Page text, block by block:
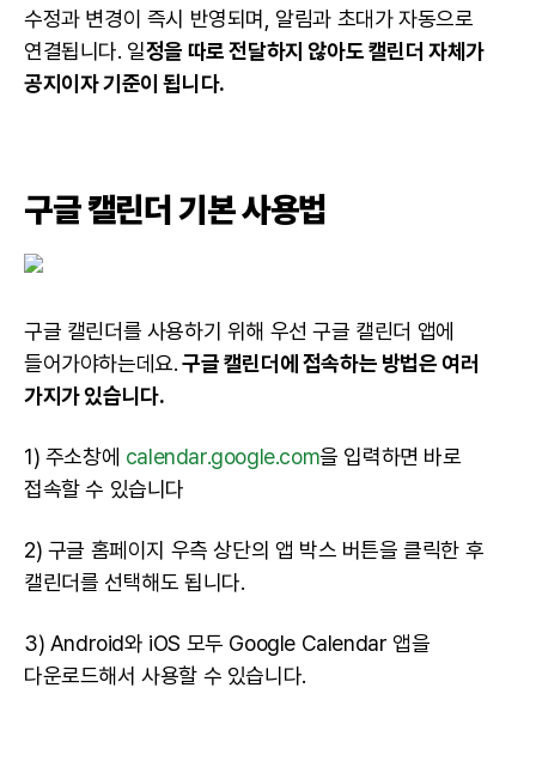
수정과 변경이 즉시 반영되며, 알림과 초대가 자동으로
연결됩니다. 일정을 따로 전달하지 않아도 캘린더 자체가
공지이자 기준이 됩니다.
구글 캘린더 기본 사용법
구글 캘린더를 사용하기 위해 우선 구글 캘린더 앱에
들어가야하는데요.구글 캘린더에 접속하는 방법은 여러
가지가 있습니다.
1) 주소창에 calendar.google.com을 입력하면 바로
접속할 수 있습니다
2) 구글 홈페이지 우측 상단의 앱 박스 버튼을 클릭한 후
캘린더를 선택해도 됩니다.
3) Android와 iOS 모두 Google Calendar 앱을
다운로드해서 사용할 수 있습니다.